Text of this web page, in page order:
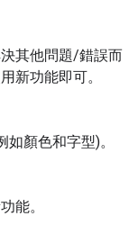
其他問題/錯誤而
新功能即可。
顏色和字型)。
能。